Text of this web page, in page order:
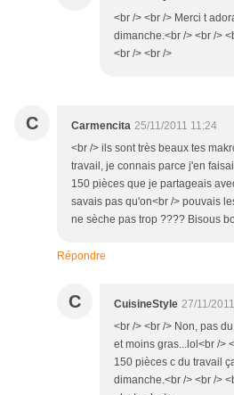
<br /> <br /> Merci t
dimanche.<br /> <br />
<br /> <br />
C Carmencita 25/11/2011 11:24
<br /> ils sont très beaux tes
travail, je connais parce j'en
150 pièces que je partageais
savais pas qu'on<br /> pouvais
ne sèche pas trop ???? Bisous
Répondre
C CuisineStyle 27/11/
<br /> <br /> Non, pas
et moins gras...lol<br />
150 pièces c du travail
dimanche.<br /> <br />